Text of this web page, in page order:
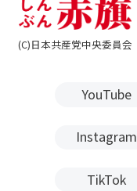
(C)日本共産党中央委員会
YouTube
TikTok
Instagram